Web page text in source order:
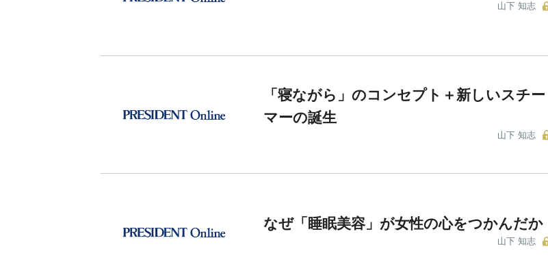
山下 知志
「寝ながら」のコンセプト＋新しいスチー
マーの誕生
山下 知志
なぜ「睡眠美容」が女性の心をつかんだか
山下 知志